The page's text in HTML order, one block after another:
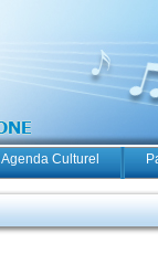
Agenda Culturel